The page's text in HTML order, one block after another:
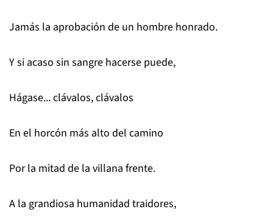
Jamás la aprobación de un hombre honrado.
Y si acaso sin sangre hacerse puede,
Hágase... clávalos, clávalos
En el horcón más alto del camino
Por la mitad de la villana frente.
A la grandiosa humanidad traidores,